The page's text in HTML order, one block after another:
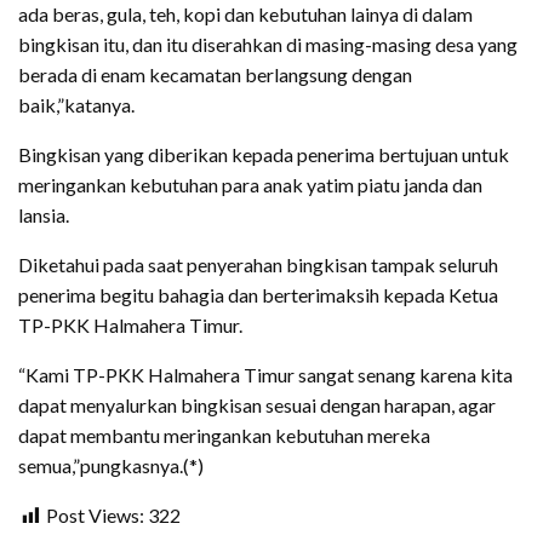
ada beras, gula, teh, kopi dan kebutuhan lainya di dalam
bingkisan itu, dan itu diserahkan di masing-masing desa yang
berada di enam kecamatan berlangsung dengan
baik,”katanya.
Bingkisan yang diberikan kepada penerima bertujuan untuk
meringankan kebutuhan para anak yatim piatu janda dan
lansia.
Diketahui pada saat penyerahan bingkisan tampak seluruh
penerima begitu bahagia dan berterimaksih kepada Ketua
TP-PKK Halmahera Timur.
“Kami TP-PKK Halmahera Timur sangat senang karena kita
dapat menyalurkan bingkisan sesuai dengan harapan, agar
dapat membantu meringankan kebutuhan mereka
semua,”pungkasnya.(*)
Post Views: 322